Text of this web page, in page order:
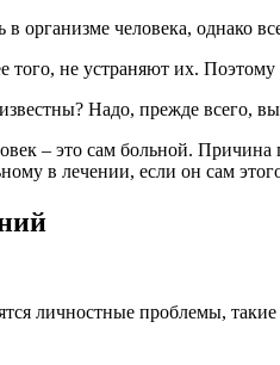
организме человека, однако
не устраняют их. Поэтому
Надо, прежде всего,
– это сам больной.
в лечении, если он сам этого
личностные проблемы, такие